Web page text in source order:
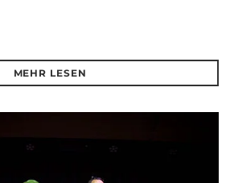
MEHR LESEN